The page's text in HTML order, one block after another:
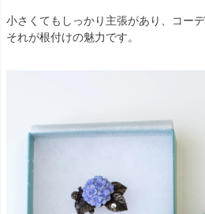
小さくてもしっかり主張があり、コー
それが根付けの魅力です。